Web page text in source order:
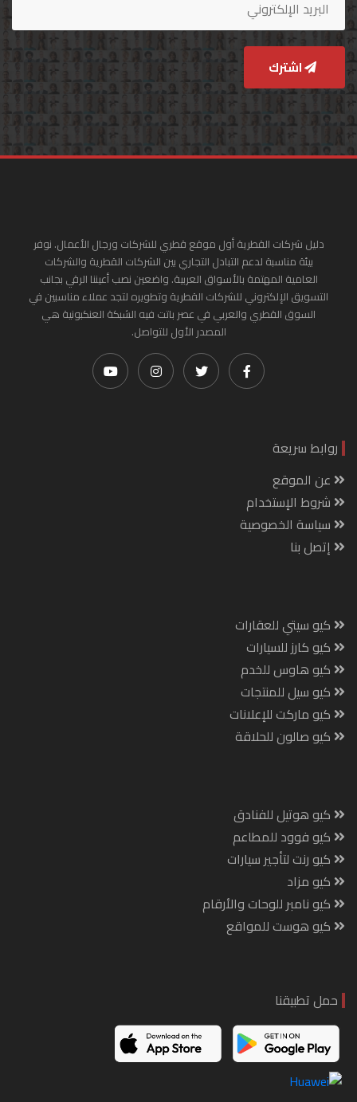
اشترك
دليل شركات القطرية أول موقع قطري للشركات ورجال الأعمال. نوفر
بيئة مناسبة لدعم التبادل التجاري بين الشركات القطرية والشركات
العامية المهتمة بالأسواق العربية. واضعين نصب أعيننا الرقي بجانب
التسويق الإلكتروني للشركات القطرية وتطويره لتجد عملاء مناسبين في
السوق القطري والعربي في عصر باتت فيه الشبكة العنكبونية هي
المصدر الأول للتواصل.
روابط سريعة
عن الموقع
شروط الإستخدام
سياسة الخصوصية
إتصل بنا
كيو سيتي للعقارات
كيو كارز للسيارات
كيو هاوس للخدم
كيو سيل للمنتجات
كيو ماركت للإعلانات
كيو صالون للحلاقة
كيو هوتيل للفنادق
كيو فوود للمطاعم
كيو رنت لتأجير سيارات
كيو مزاد
كيو نامبر للوحات والأرقام
كيو هوست للمواقع
حمل تطبيقنا